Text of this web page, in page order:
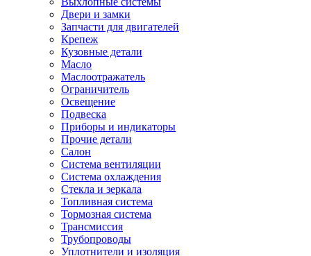
Двери и замки
Запчасти для двигателей
Крепеж
Кузовные детали
Масло
Маслоотражатель
Ограничитель
Освещение
Подвеска
Приборы и индикаторы
Прочие детали
Салон
Система вентиляции
Система охлаждения
Стекла и зеркала
Топливная система
Тормозная система
Трансмиссия
Трубопроводы
Уплотнители и изоляция